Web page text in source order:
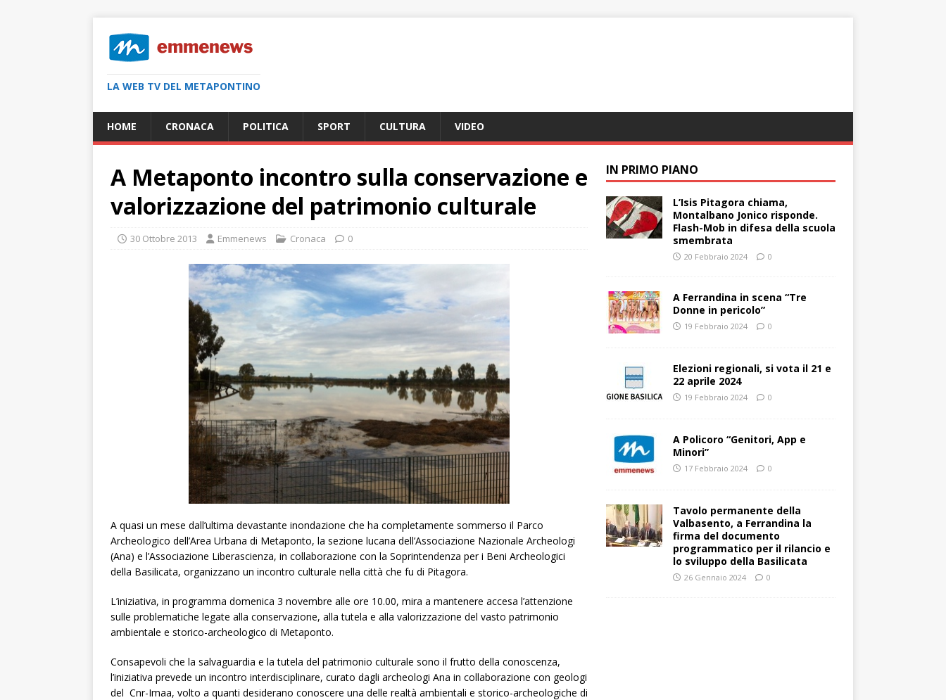
LA WEB TV DEL METAPONTINO
HOME CRONACA POLITICA SPORT CULTURA VIDEO
A Metaponto incontro sulla conservazione e
valorizzazione del patrimonio culturale
30 Ottobre 2013 Emmenews Cronaca 0
A quasi un mese dall’ultima devastante inondazione che ha completamente sommerso il Parco
Archeologico dell’Area Urbana di Metaponto, la sezione lucana dell’Associazione Nazionale Archeologi
(Ana) e l’Associazione Liberascienza, in collaborazione con la Soprintendenza per i Beni Archeologici
della Basilicata, organizzano un incontro culturale nella città che fu di Pitagora.
L’iniziativa, in programma domenica 3 novembre alle ore 10.00, mira a mantenere accesa l’attenzione
sulle problematiche legate alla conservazione, alla tutela e alla valorizzazione del vasto patrimonio
ambientale e storico-archeologico di Metaponto.
Consapevoli che la salvaguardia e la tutela del patrimonio culturale sono il frutto della conoscenza,
l’iniziativa prevede un incontro interdisciplinare, curato dagli archeologi Ana in collaborazione con geologi
del Cnr-Imaa, volto a quanti desiderano conoscere una delle realtà ambientali e storico-archeologiche di
IN PRIMO PIANO
L’Isis Pitagora chiama,
Montalbano Jonico risponde.
Flash-Mob in difesa della scuola
smembrata
20 Febbraio 2024 0
A Ferrandina in scena “Tre
Donne in pericolo”
19 Febbraio 2024 0
Elezioni regionali, si vota il 21 e
22 aprile 2024
19 Febbraio 2024 0
A Policoro “Genitori, App e
Minori”
17 Febbraio 2024 0
Tavolo permanente della
Valbasento, a Ferrandina la
firma del documento
programmatico per il rilancio e
lo sviluppo della Basilicata
26 Gennaio 2024 0